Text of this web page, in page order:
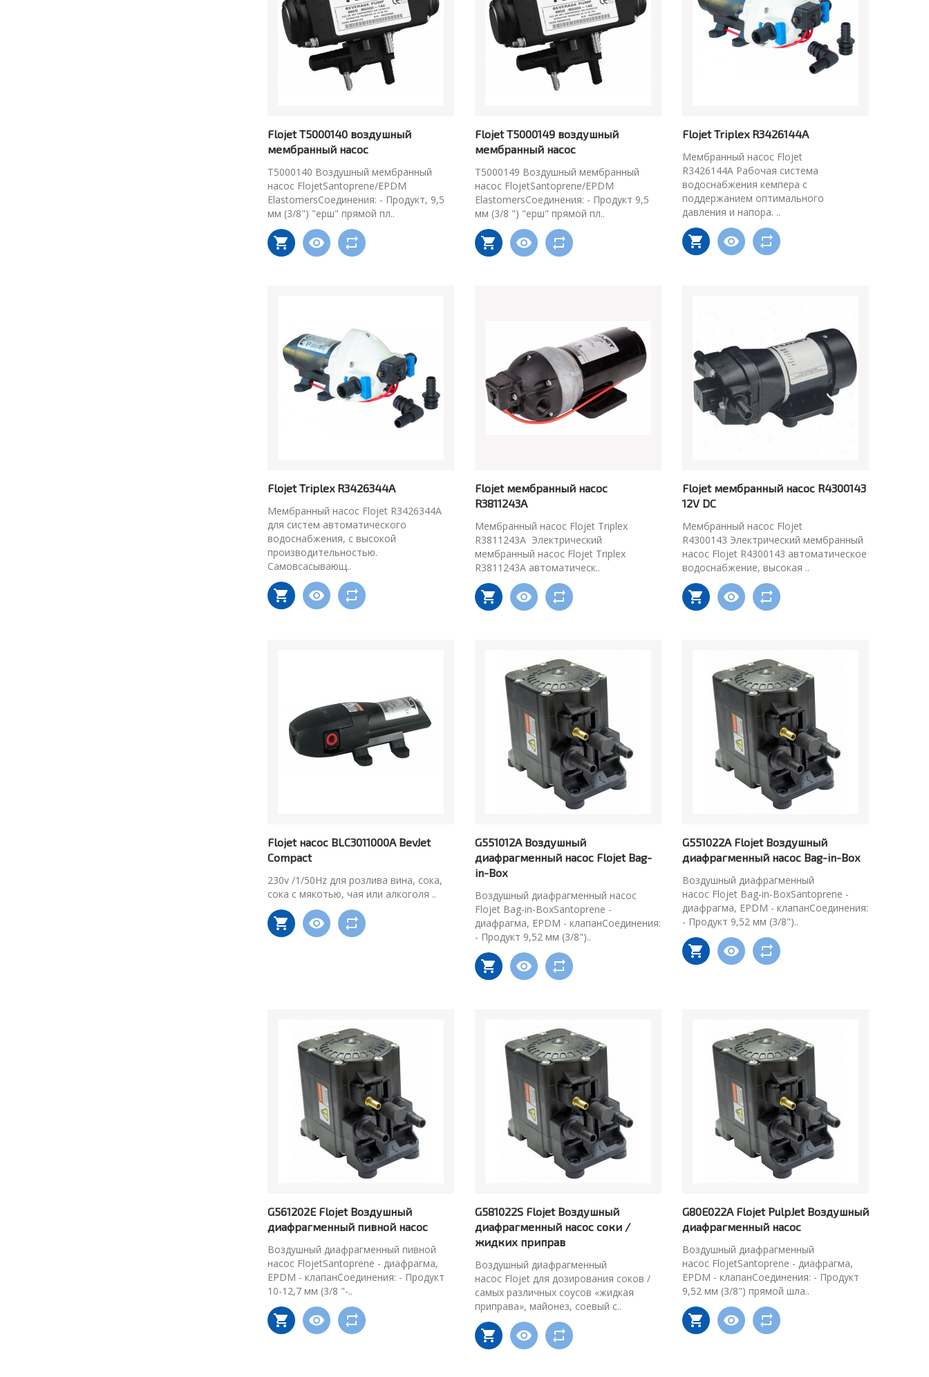
Flojet T5000140 воздушный
мембранный насос
T5000140 Воздушный мембранный
насос FlojetSantoprene/EPDM
ElastomersСоединения: - Продукт, 9,5
мм (3/8") "ерш" прямой пл..
Flojet T5000149 воздушный
мембранный насос
T5000149 Воздушный мембранный
насос FlojetSantoprene/EPDM
ElastomersСоединения: - Продукт 9,5
мм (3/8 ") "ерш" прямой пл..
Flojet Triplex R3426144A
Мембранный насос Flojet
R3426144A Рабочая система
водоснабжения кемпера с
поддержанием оптимального
давления и напора. ..
Flojet Triplex R3426344A
Мембранный насос Flojet R3426344A
для систем автоматического
водоснабжения, с высокой
производительностью.
Самовсасывающ..
Flojet мембранный насос
R3811243A
Мембранный насос Flojet Triplex
R3811243A Электрический
мембранный насос Flojet Triplex
R3811243A автоматическ..
Flojet мембранный насос R4300143
12V DC
Мембранный насос Flojet
R4300143 Электрический мембранный
насос Flojet R4300143 автоматическое
водоснабжение, высокая ..
Flojet насос BLC3011000A BevJet
Compact
230v /1/50Hz для розлива вина, сока,
сока с мякотью, чая или алкоголя ..
G551012A Воздушный
диафрагменный насос Flojet Bag-
in-Box
Воздушный диафрагменный насос
Flojet Bag-in-BoxSantoprene -
диафрагма, EPDM - клапанСоединения:
- Продукт 9,52 мм (3/8")..
G551022A Flojet Воздушный
диафрагменный насос Bag-in-Box
Воздушный диафрагменный
насос Flojet Bag-in-BoxSantoprene -
диафрагма, EPDM - клапанСоединения:
- Продукт 9,52 мм (3/8")..
G561202E Flojet Воздушный
диафрагменный пивной насос
Воздушный диафрагменный пивной
насос FlojetSantoprene - диафрагма,
EPDM - клапанСоединения: - Продукт
10-12,7 мм (3/8 "-..
G581022S Flojet Воздушный
диафрагменный насос соки /
жидких приправ
Воздушный диафрагменный
насос Flojet для дозирования соков /
самых различных соусов «жидкая
приправа», майонез, соевый с..
G80E022A Flojet PulpJet Воздушный
диафрагменный насос
Воздушный диафрагменный
насос FlojetSantoprene - диафрагма,
EPDM - клапанСоединения: - Продукт
9,52 мм (3/8") прямой шла..